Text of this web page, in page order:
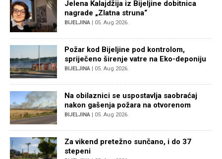
Jelena Kalajdžija iz Bijeljine dobitnica
nagrade „Zlatna struna“
BIJELJINA | 05. Aug 2026.
Požar kod Bijeljine pod kontrolom,
spriječeno širenje vatre na Eko-deponiju
BIJELJINA | 05. Aug 2026.
Na obilaznici se uspostavlja saobraćaj
nakon gašenja požara na otvorenom
BIJELJINA | 05. Aug 2026.
Za vikend pretežno sunčano, i do 37
stepeni